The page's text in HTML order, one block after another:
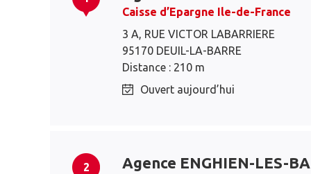
Caisse d’Epargne Ile-de-France
3 A, RUE VICTOR LABARRIERE
95170 DEUIL-LA-BARRE
Distance : 210 m
Ouvert aujourd’hui
2 Agence ENGHIEN-LES-